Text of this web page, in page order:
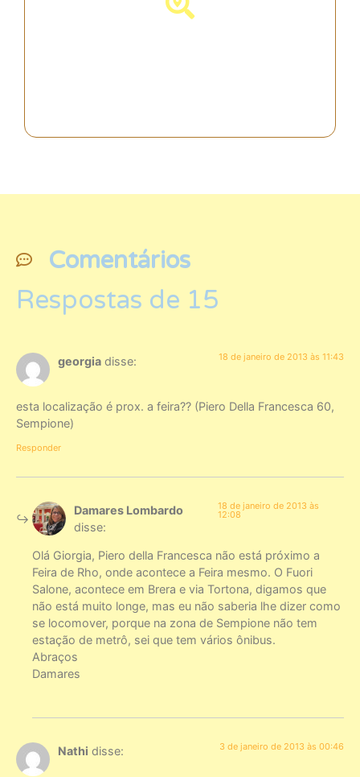
Comentários
Respostas de 15
georgia disse: 18 de janeiro de 2013 às 11:43
esta localização é prox. a feira?? (Piero Della Francesca 60,
Sempione)
Responder
Damares Lombardo
disse:
18 de janeiro de 2013 às
12:08
Olá Giorgia, Piero della Francesca não está próximo a
Feira de Rho, onde acontece a Feira mesmo. O Fuori
Salone, acontece em Brera e via Tortona, digamos que
não está muito longe, mas eu não saberia lhe dizer como
se locomover, porque na zona de Sempione não tem
estação de metrô, sei que tem vários ônibus.
Abraços
Damares
Nathi disse: 3 de janeiro de 2013 às 00:46